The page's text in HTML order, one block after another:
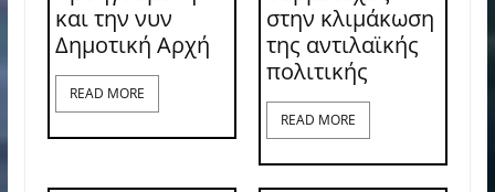
και την νυν
Δημοτική Αρχή
READ MORE
στην κλιμάκωση
της αντιλαϊκής
πολιτικής
READ MORE